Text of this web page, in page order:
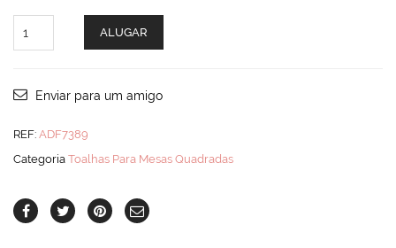
Pérola
ALUGAR
Enviar para um amigo
REF: ADF7389
Categoria Toalhas Para Mesas Quadradas